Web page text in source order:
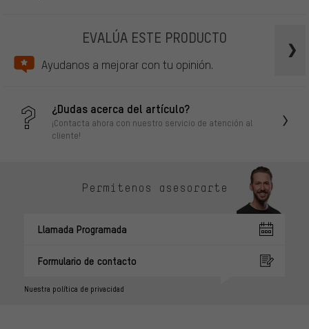
EVALÚA ESTE PRODUCTO
Ayudanos a mejorar con tu opinión.
¿Dudas acerca del artículo?
¡Contacta ahora con nuestro servicio de atención al
cliente!
Permítenos asesorarte
Llamada Programada
Formulario de contacto
Nuestra política de privacidad